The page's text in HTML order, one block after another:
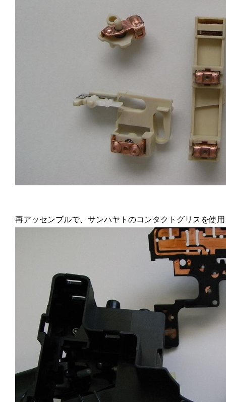
再アッセンブルで、サンハヤトのコンタクトグリスを使用